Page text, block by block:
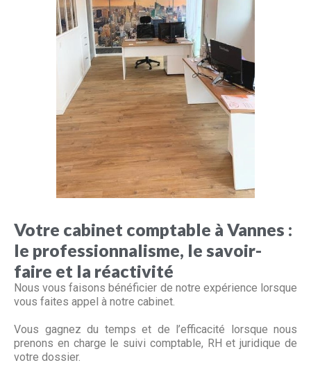
Votre cabinet comptable à Vannes :
le professionnalisme, le savoir-
faire et la réactivité
Nous vous faisons bénéficier de notre expérience lorsque
vous faites appel à notre cabinet.
Vous gagnez du temps et de l’efficacité lorsque nous
prenons en charge le suivi comptable, RH et juridique de
votre dossier.